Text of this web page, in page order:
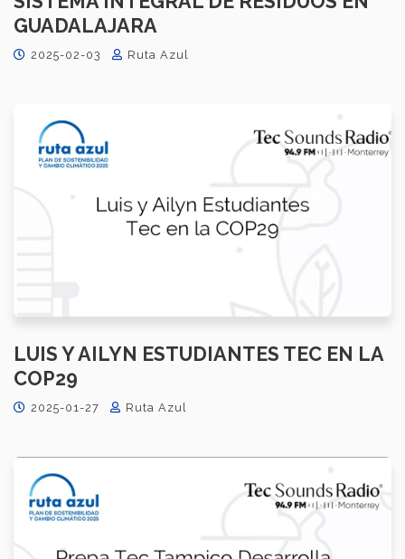
GUADALAJARA
2025-02-03 Ruta Azul
LUIS Y AILYN ESTUDIANTES TEC EN LA
COP29
2025-01-27 Ruta Azul